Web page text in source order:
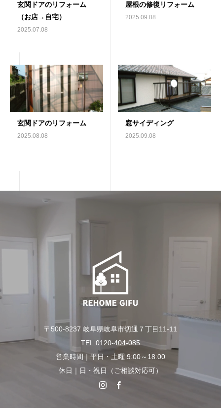
玄関ドアのリフォーム
（お店→自宅）
2025.07.08
屋根の修復リフォーム
2025.09.08
玄関ドアのリフォーム
2025.08.08
窓サイディング
2025.09.08
〒500-8237 岐阜県岐阜市切通７丁目11-11
TEL.0120-404-085
営業時間｜平日・土曜 9:00～18:00
休日｜日・祝日（ご相談対応可）